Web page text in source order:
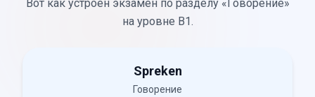
Вот как устроен экзамен по разделу «Говорение»
на уровне B1.
Spreken
Говорение